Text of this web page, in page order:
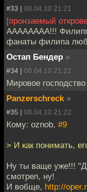
#33 | 08.04.10 21:21
[пронзаемый
АААААААА!!!
фанаты филипа
Остап Бендер »
#34 | 08.04.10 21:22
Мировое
Panzerschreck »
#35 | 08.04.10 21:22
Кому: oznob, #9
> И как понимать,
Ну ты ваще уже!!!
смотрел, ну!
И вобще, http://